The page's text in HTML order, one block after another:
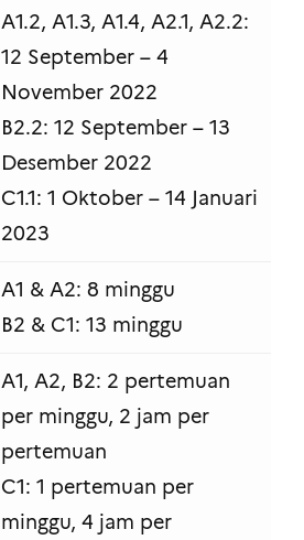
A1.2, A1.3, A1.4, A2.1, A2.2:
12 September – 4
November 2022
B2.2: 12 September – 13
Desember 2022
C1.1: 1 Oktober – 14 Januari
2023
A1 & A2: 8 minggu
B2 & C1: 13 minggu
A1, A2, B2: 2 pertemuan
per minggu, 2 jam per
pertemuan
C1: 1 pertemuan per
minggu, 4 jam per